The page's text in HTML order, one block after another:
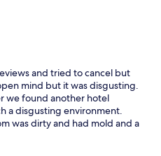
do not resembled reality.
and tried to cancel but
mind but it was disgusting.
we found another hotel
a disgusting environment.
was dirty and had mold and a
There was something
were bugs all over the